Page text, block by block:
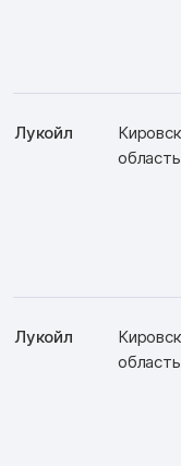
Лукойл
область
Лукойл
область